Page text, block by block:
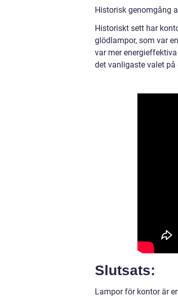
Historisk genomgång
Historiskt sett har
glödlampor, som var
var mer
det vanligaste valet
Slutsats:
Lampor för kontor är